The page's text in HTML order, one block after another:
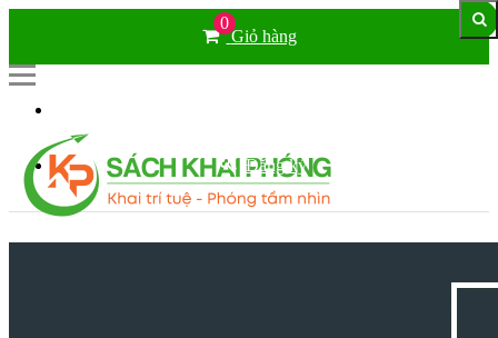
0
Giỏ hàng
Đăng ký